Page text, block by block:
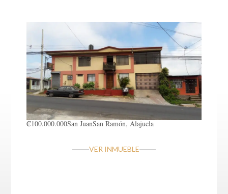
₡100.000.000San JuanSan Ramón, Alajuela
VER INMUEBLE